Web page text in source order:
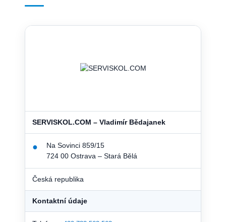
SERVISKOL.COM – Vladimír Bědajanek
●
Na Sovinci 859/15
724 00 Ostrava – Stará Bělá
Česká republika
Kontaktní údaje